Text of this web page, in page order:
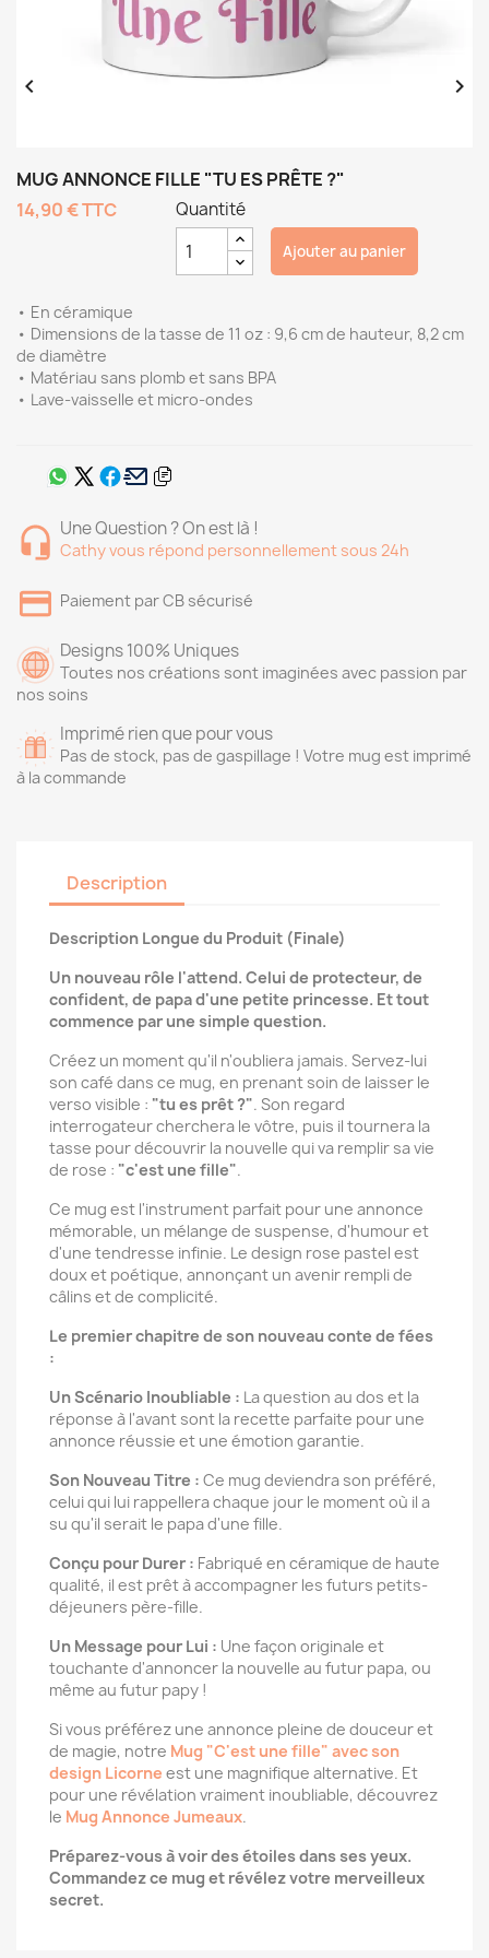
 
MUG ANNONCE FILLE "TU ES PRÊTE ?"
14,90 €TTC
• En céramique
• Dimensions de la tasse de 11 oz : 9,6 cm de hauteur, 8,2 cm
de diamètre
• Matériau sans plomb et sans BPA
• Lave-vaisselle et micro-ondes
Quantité
Ajouter au panier
Une Question ? On est là !
Cathy vous répond personnellement sous 24h
Paiement par CB sécurisé
Designs 100% Uniques
Toutes nos créations sont imaginées avec passion par
nos soins
Imprimé rien que pour vous
Pas de stock, pas de gaspillage ! Votre mug est imprimé
à la commande
Description
Description Longue du Produit (Finale)
Un nouveau rôle l'attend. Celui de protecteur, de
confident, de papa d'une petite princesse. Et tout
commence par une simple question.
Créez un moment qu'il n'oubliera jamais. Servez-lui
son café dans ce mug, en prenant soin de laisser le
verso visible : "tu es prêt ?". Son regard
interrogateur cherchera le vôtre, puis il tournera la
tasse pour découvrir la nouvelle qui va remplir sa vie
de rose : "c'est une fille".
Ce mug est l'instrument parfait pour une annonce
mémorable, un mélange de suspense, d'humour et
d'une tendresse infinie. Le design rose pastel est
doux et poétique, annonçant un avenir rempli de
câlins et de complicité.
Le premier chapitre de son nouveau conte de fées
:
Un Scénario Inoubliable : La question au dos et la
réponse à l'avant sont la recette parfaite pour une
annonce réussie et une émotion garantie.
Son Nouveau Titre : Ce mug deviendra son préféré,
celui qui lui rappellera chaque jour le moment où il a
su qu'il serait le papa d'une fille.
Conçu pour Durer : Fabriqué en céramique de haute
qualité, il est prêt à accompagner les futurs petits-
déjeuners père-fille.
Un Message pour Lui : Une façon originale et
touchante d'annoncer la nouvelle au futur papa, ou
même au futur papy !
Si vous préférez une annonce pleine de douceur et
de magie, notre Mug "C'est une fille" avec son
design Licorne est une magnifique alternative. Et
pour une révélation vraiment inoubliable, découvrez
le Mug Annonce Jumeaux.
Préparez-vous à voir des étoiles dans ses yeux.
Commandez ce mug et révélez votre merveilleux
secret.